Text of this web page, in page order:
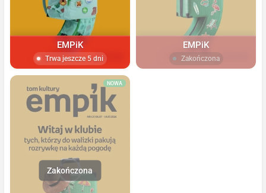
EMPiK
Trwa jeszcze 5 dni
EMPiK
Zakończona
NOWA